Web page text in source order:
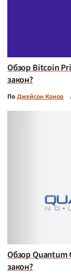
Обзор Bitcoin
закон?
По Джейсон Конор
Обзор Quantum
закон?